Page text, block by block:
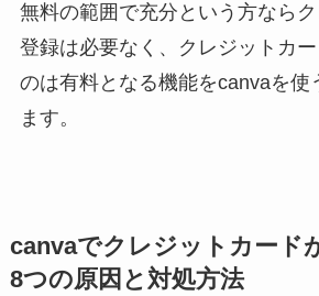
無料の範囲で充分という方なら
登録は必要なく、クレジットカ
のは有料となる機能をcanvaを使
ます。
canvaでクレジットカード
8つの原因と対処方法